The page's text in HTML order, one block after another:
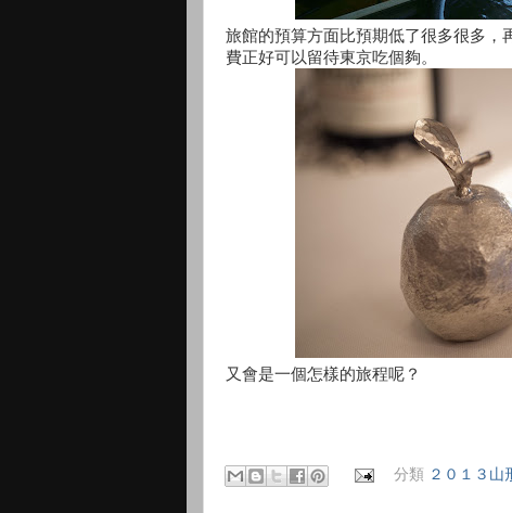
旅館的預算方面比預期低了很多很多，
費正好可以留待東京吃個夠。
又會是一個怎樣的旅程呢？
分類 ２０１３山